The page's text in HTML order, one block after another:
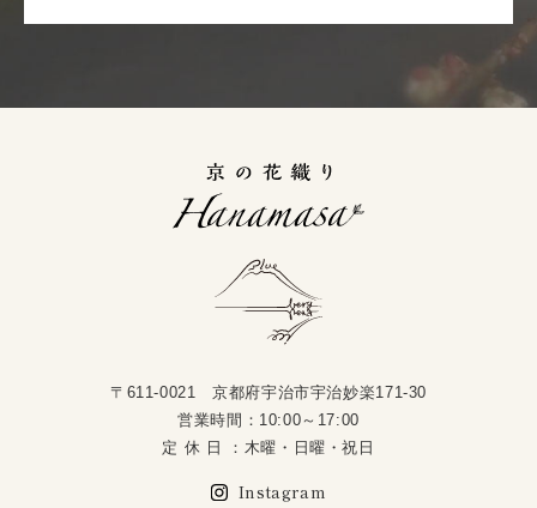
〒611-0021 京都府宇治市宇治妙楽171-30
営業時間：10:00～17:00
定 休 日 ：木曜・日曜・祝日
Instagram